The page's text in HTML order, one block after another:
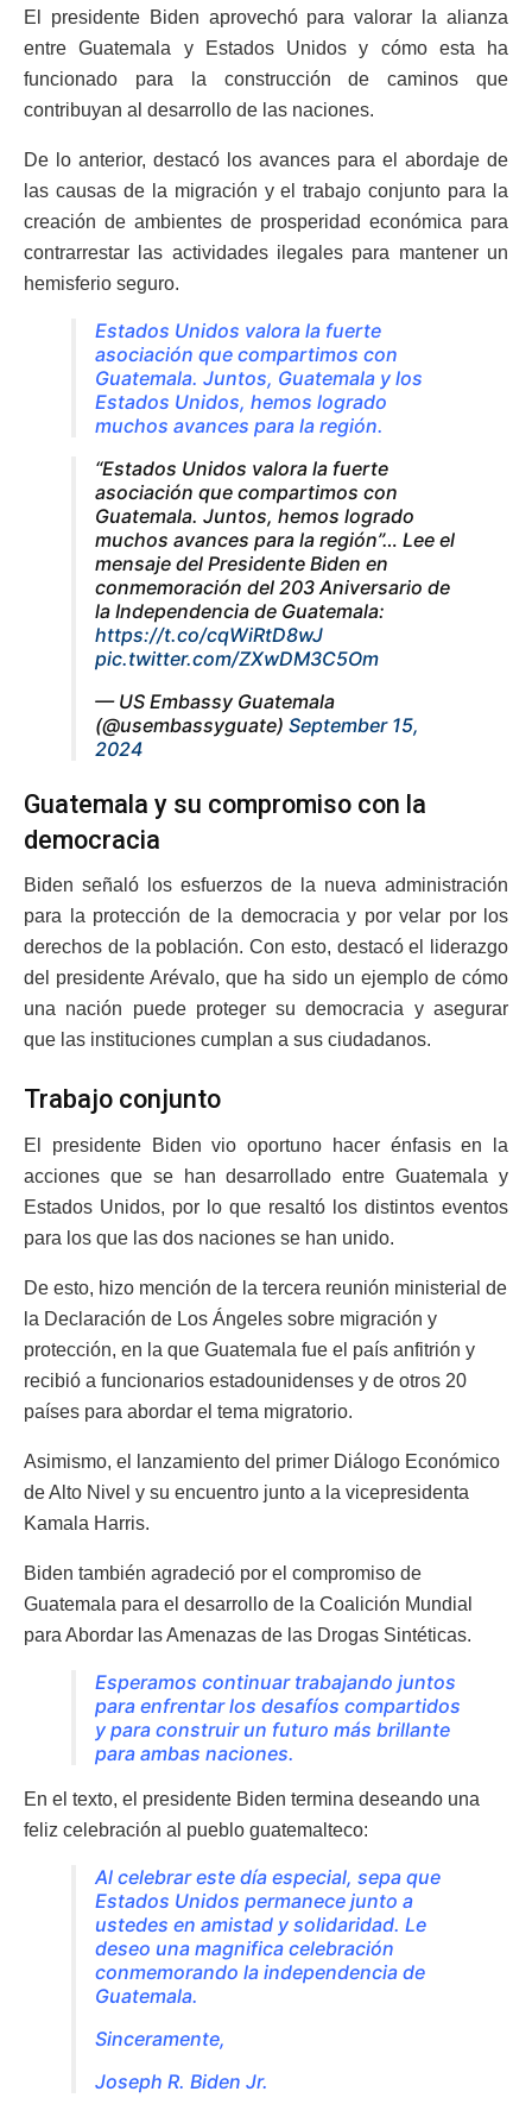
El presidente Biden aprovechó para valorar la alianza
entre Guatemala y Estados Unidos y cómo esta ha
funcionado para la construcción de caminos que
contribuyan al desarrollo de las naciones.
De lo anterior, destacó los avances para el abordaje de
las causas de la migración y el trabajo conjunto para la
creación de ambientes de prosperidad económica para
contrarrestar las actividades ilegales para mantener un
hemisferio seguro.
Estados Unidos valora la fuerte
asociación que compartimos con
Guatemala. Juntos, Guatemala y los
Estados Unidos, hemos logrado
muchos avances para la región.
“Estados Unidos valora la fuerte
asociación que compartimos con
Guatemala. Juntos, hemos logrado
muchos avances para la región”… Lee el
mensaje del Presidente Biden en
conmemoración del 203 Aniversario de
la Independencia de Guatemala:
https://t.co/cqWiRtD8wJ
pic.twitter.com/ZXwDM3C5Om
— US Embassy Guatemala
(@usembassyguate) September 15,
2024
Guatemala y su compromiso con la
democracia
Biden señaló los esfuerzos de la nueva administración
para la protección de la democracia y por velar por los
derechos de la población. Con esto, destacó el liderazgo
del presidente Arévalo, que ha sido un ejemplo de cómo
una nación puede proteger su democracia y asegurar
que las instituciones cumplan a sus ciudadanos.
Trabajo conjunto
El presidente Biden vio oportuno hacer énfasis en la
acciones que se han desarrollado entre Guatemala y
Estados Unidos, por lo que resaltó los distintos eventos
para los que las dos naciones se han unido.
De esto, hizo mención de la tercera reunión ministerial de
la Declaración de Los Ángeles sobre migración y
protección, en la que Guatemala fue el país anfitrión y
recibió a funcionarios estadounidenses y de otros 20
países para abordar el tema migratorio.
Asimismo, el lanzamiento del primer Diálogo Económico
de Alto Nivel y su encuentro junto a la vicepresidenta
Kamala Harris.
Biden también agradeció por el compromiso de
Guatemala para el desarrollo de la Coalición Mundial
para Abordar las Amenazas de las Drogas Sintéticas.
Esperamos continuar trabajando juntos
para enfrentar los desafíos compartidos
y para construir un futuro más brillante
para ambas naciones.
En el texto, el presidente Biden termina deseando una
feliz celebración al pueblo guatemalteco:
Al celebrar este día especial, sepa que
Estados Unidos permanece junto a
ustedes en amistad y solidaridad. Le
deseo una magnifica celebración
conmemorando la independencia de
Guatemala.
Sinceramente,
Joseph R. Biden Jr.